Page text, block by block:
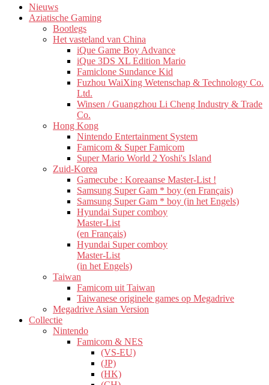
Nieuws
Aziatische Gaming
Bootlegs
Het vasteland van China
iQue Game Boy Advance
iQue 3DS XL Edition Mario
Famiclone Sundance Kid
Fuzhou WaiXing Wetenschap & Technology Co.
Ltd.
Winsen / Guangzhou Li Cheng Industry & Trade
Co.
Hong Kong
Nintendo Entertainment System
Famicom & Super Famicom
Super Mario World 2 Yoshi's Island
Zuid-Korea
Gamecube : Koreaanse Master-List !
Samsung Super Gam * boy (en Français)
Samsung Super Gam * boy (in het Engels)
Hyundai Super comboy
Master-List
(en Français)
Hyundai Super comboy
Master-List
(in het Engels)
Taiwan
Famicom uit Taiwan
Taiwanese originele games op Megadrive
Megadrive Asian Version
Collectie
Nintendo
Famicom & NES
(VS-EU)
(JP)
(HK)